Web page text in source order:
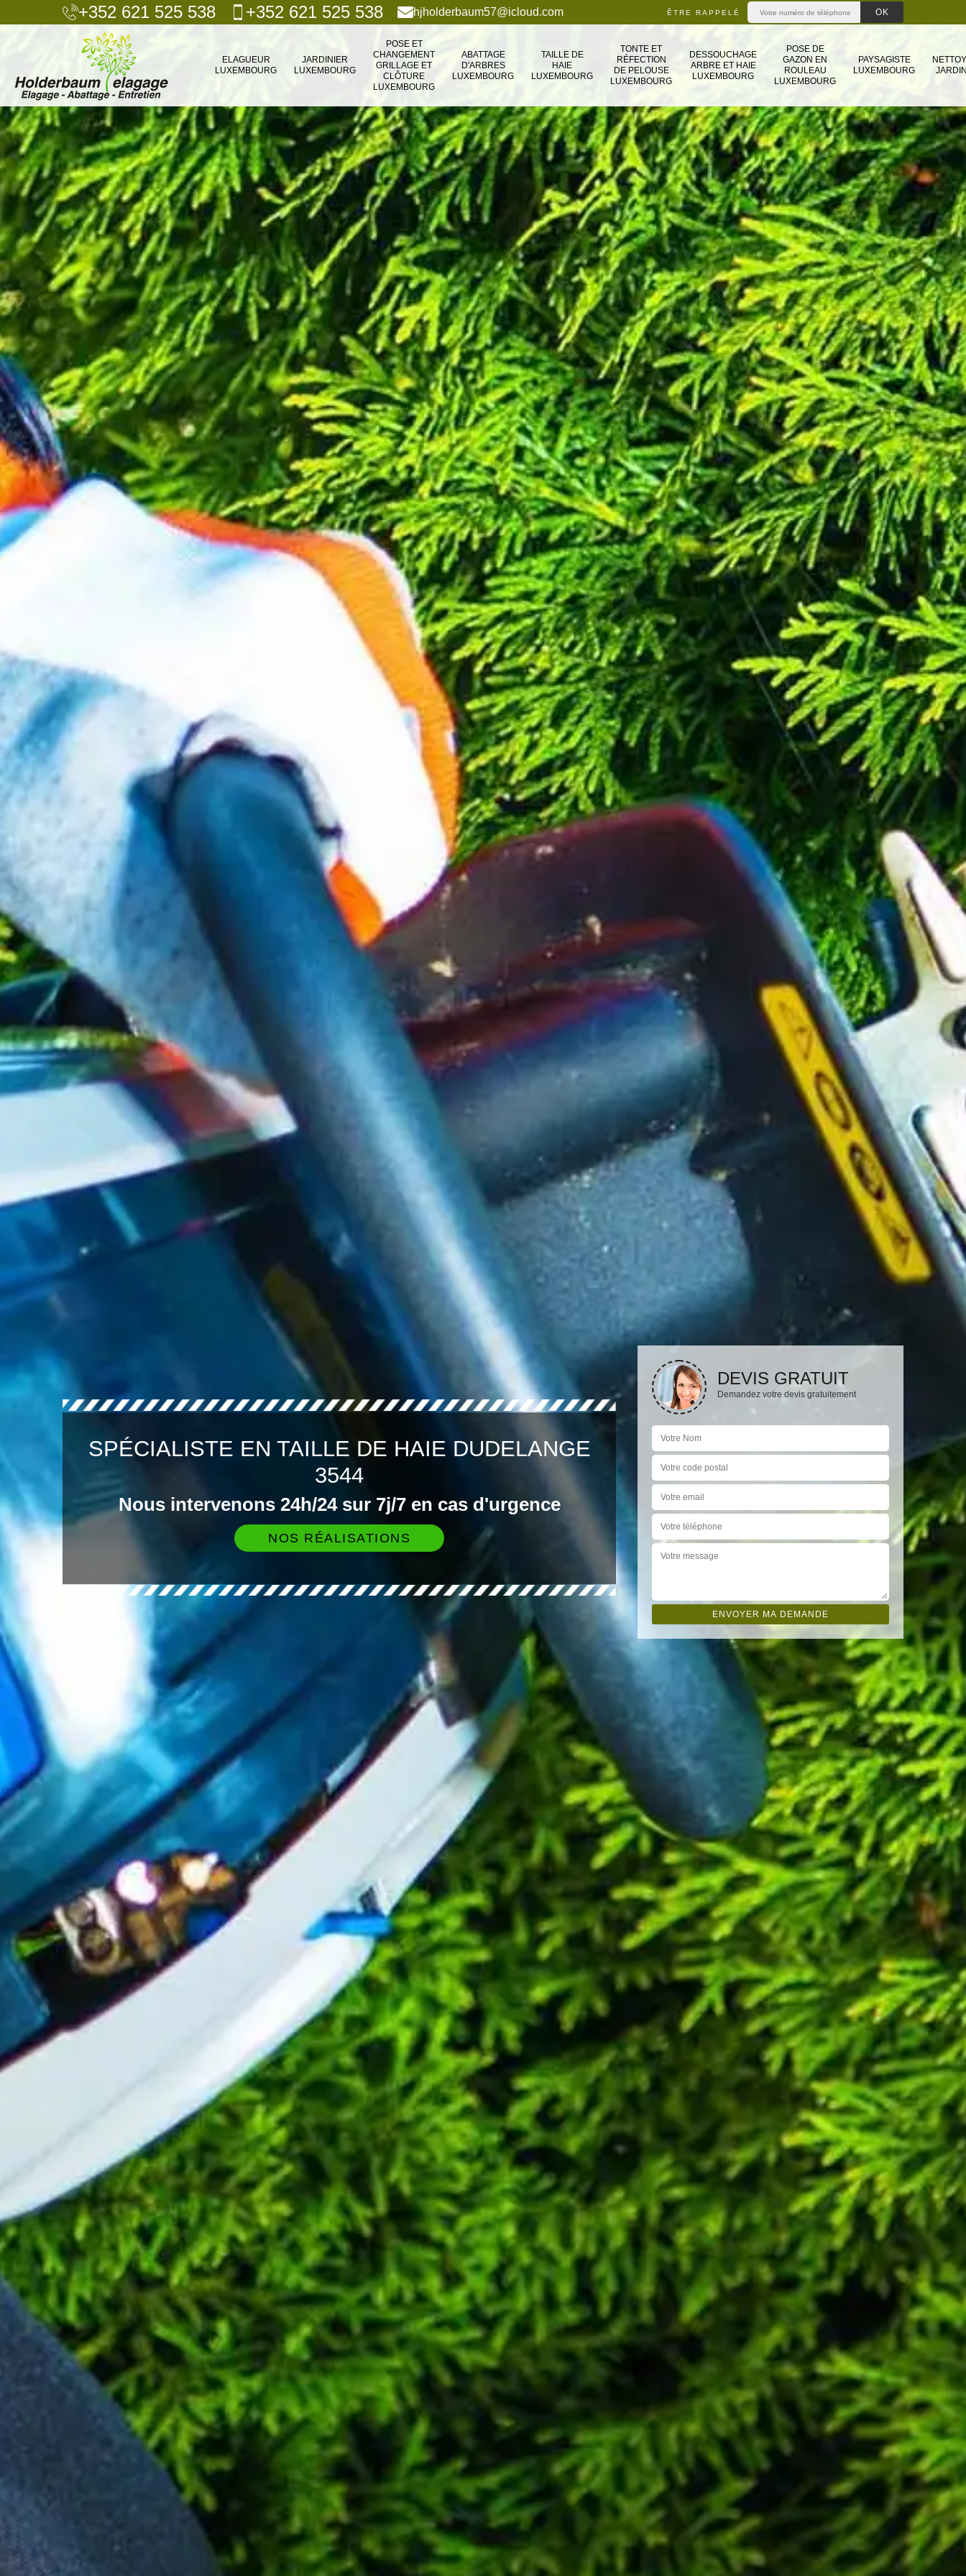
+352 621 525 538 +352 621 525 538 hjholderbaum57@icloud.com ÊTRE RAPPELÉ
ELAGUEUR
LUXEMBOURG
JARDINIER
LUXEMBOURG
POSE ET
CHANGEMENT
GRILLAGE ET
CLÔTURE
LUXEMBOURG
ABATTAGE
D'ARBRES
LUXEMBOURG
TAILLE DE
HAIE
LUXEMBOURG
TONTE ET
RÉFECTION
DE PELOUSE
LUXEMBOURG
DESSOUCHAGE
ARBRE ET HAIE
LUXEMBOURG
POSE DE
GAZON EN
ROULEAU
LUXEMBOURG
PAYSAGISTE
LUXEMBOURG
SPÉCIALISTE EN TAILLE DE HAIE DUDELANGE
3544
Nous intervenons 24h/24 sur 7j/7 en cas d'urgence
NOS RÉALISATIONS
DEVIS GRATUIT
Demandez votre devis gratuitement